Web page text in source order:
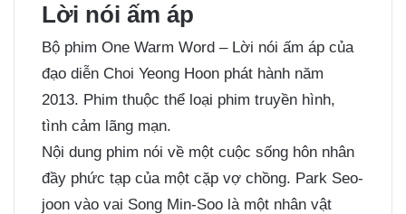
Lời nói ấm áp
Bộ phim One Warm Word – Lời nói ấm áp của
đạo diễn Choi Yeong Hoon phát hành năm
2013. Phim thuộc thể loại phim truyền hình,
tình cảm lãng mạn.
Nội dung phim nói về một cuộc sống hôn nhân
đầy phức tạp của một cặp vợ chồng. Park Seo-
joon vào vai Song Min-Soo là một nhân vật